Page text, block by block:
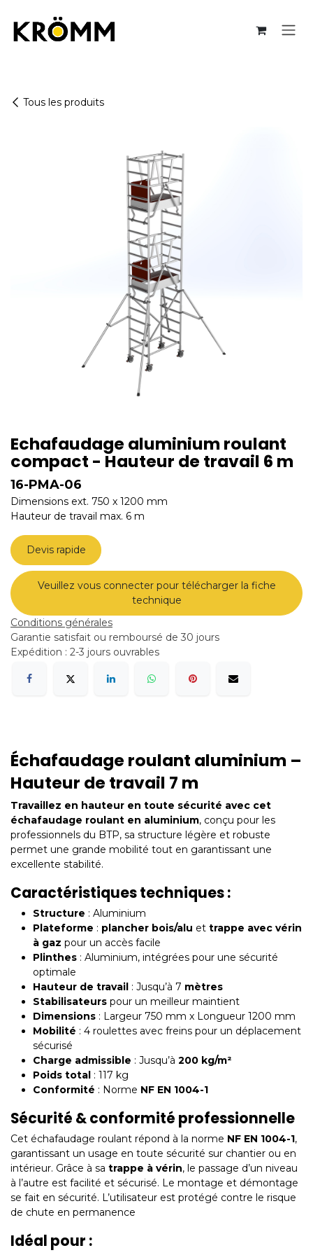
Tous les produits
Echafaudage aluminium roulant
compact - Hauteur de travail 6 m
16-PMA-06
Dimensions ext. 750 x 1200 mm
Hauteur de travail max. 6 m
Devis rapide
Veuillez vous connecter pour télécharger la fiche
technique
Conditions générales
Garantie satisfait ou remboursé de 30 jours
Expédition : 2-3 jours ouvrables
Échafaudage roulant aluminium –
Hauteur de travail 7 m
Travaillez en hauteur en toute sécurité avec cet
échafaudage roulant en aluminium, conçu pour les
professionnels du BTP, sa structure légère et robuste
permet une grande mobilité tout en garantissant une
excellente stabilité.
Caractéristiques techniques :
Structure : Aluminium
Plateforme : plancher bois/alu et trappe avec vérin
à gaz pour un accès facile
Plinthes : Aluminium, intégrées pour une sécurité
optimale
Hauteur de travail : Jusqu’à 7 mètres
Stabilisateurs pour un meilleur maintient
Dimensions : Largeur 750 mm x Longueur 1200 mm
Mobilité : 4 roulettes avec freins pour un déplacement
sécurisé
Charge admissible : Jusqu’à 200 kg/m²
Poids total : 117 kg
Conformité : Norme NF EN 1004-1
Sécurité & conformité professionnelle
Cet échafaudage roulant répond à la norme NF EN 1004-1,
garantissant un usage en toute sécurité sur chantier ou en
intérieur. Grâce à sa trappe à vérin, le passage d’un niveau
à l’autre est facilité et sécurisé. Le montage et démontage
se fait en sécurité. L’utilisateur est protégé contre le risque
de chute en permanence
Idéal pour :